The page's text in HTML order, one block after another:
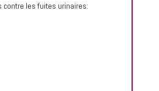
contre les fuites urinaires: